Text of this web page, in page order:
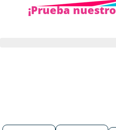
¡Prueba